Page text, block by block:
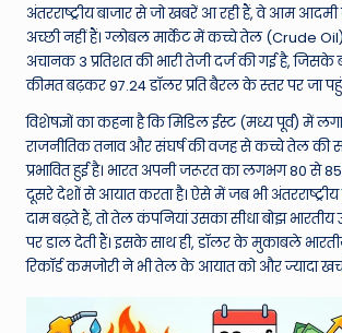
h
e
W
o
rl
d
अंतरराष्ट्रीय बाजार से जो खबरें आ रही हैं, वे आम
अच्छी नहीं हैं। ग्लोबल मार्केट में कच्चे तेल (Crude
अचानक 3 प्रतिशत की भारी तेजी दर्ज की गई है,
कीमत बढ़कर 97.24 डॉलर प्रति बैरल के स्तर पर जा
विशेषज्ञों का कहना है कि मिडिल ईस्ट (मध्य पूर्व) में
राजनीतिक तनाव और संघर्ष की वजह से कच्चे तेल की
प्रभावित हुई है। भारत अपनी जरूरत का लगभग 80 से
दूसरे देशों से आयात करता है। ऐसे में जब भी
दाम बढ़ते हैं, तो तेल कंपनियां उसका सीधा बोझ
पर डाल देती हैं। इसके साथ ही, डॉलर के मुकाबले
रिकॉर्ड कमजोरी ने भी तेल के आयात को और ज्यादा